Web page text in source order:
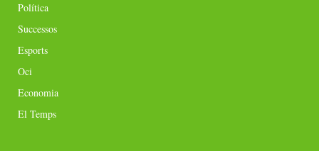
Política
Successos
Esports
Oci
Economia
El Temps